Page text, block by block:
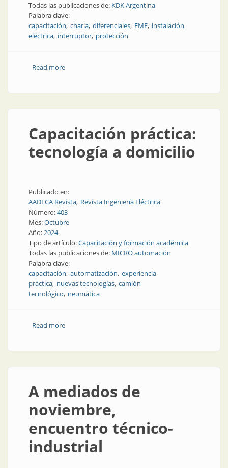
Todas las publicaciones de: KDK Argentina
Palabra clave:
capacitación charla diferenciales FMF instalación
eléctrica interruptor protección
Read moreabout Wébinar: protección y dimensionamiento de
Capacitación práctica:
tecnología a domicilio
Publicado en:
AADECA Revista Revista Ingeniería Eléctrica
Número:403
Mes:Octubre
Año:2024
Tipo de artículo:Capacitación y formación académica
Todas las publicaciones de: MICRO automación
Palabra clave:
capacitación automatización experiencia
práctica nuevas tecnologías camión
tecnológico neumática
Read moreabout Capacitación práctica: tecnología a domicilio
A mediados de
noviembre,
encuentro técnico-
industrial